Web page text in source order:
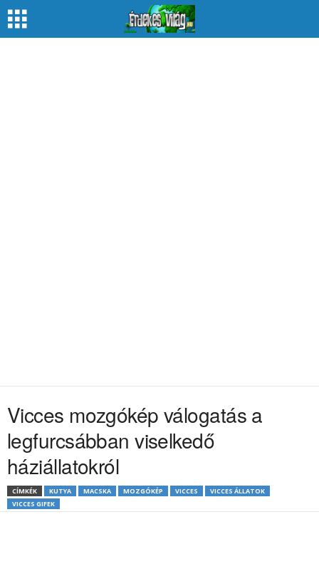
Vicces mozgókép válogatás a
legfurcsábban viselkedő
háziállatokról
CÍMKÉK KUTYA MACSKA MOZGÓKÉP VICCES
VICCES ÁLLATOK
VICCES GIFEK